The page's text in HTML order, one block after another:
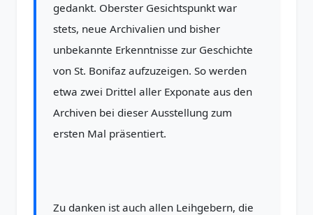
gedankt. Oberster Gesichtspunkt war
stets, neue Archivalien und bisher
unbekannte Erkenntnisse zur Geschichte
von St. Bonifaz aufzuzeigen. So werden
etwa zwei Drittel aller Exponate aus den
Archiven bei dieser Ausstellung zum
ersten Mal präsentiert.
Zu danken ist auch allen Leihgebern, die